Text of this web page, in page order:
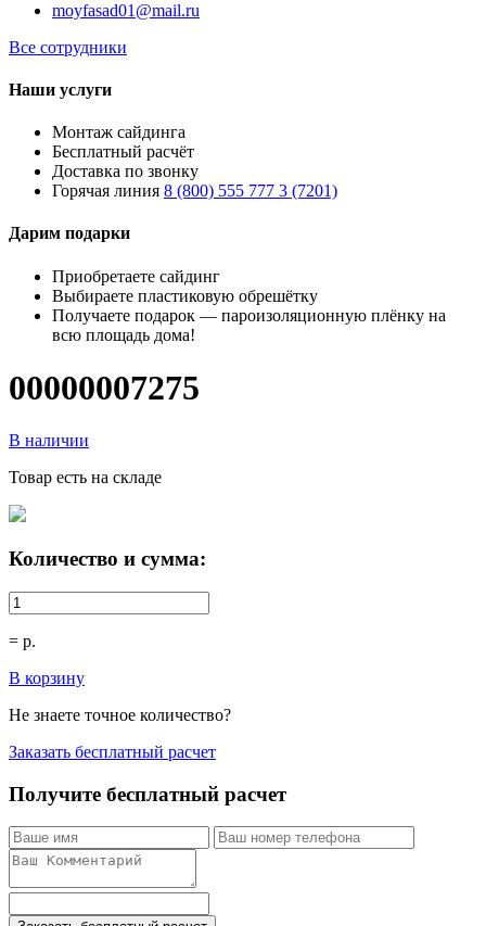
moyfasad01@mail.ru
Все сотрудники
Наши услуги
Монтаж сайдинга
Бесплатный расчёт
Доставка по звонку
Горячая линия 8 (800) 555 777 3 (7201)
Дарим подарки
Приобретаете сайдинг
Выбираете пластиковую обрешётку
Получаете подарок — пароизоляционную плёнку на
всю площадь дома!
00000007275
В наличии
Товар есть на складе
Количество и сумма:
= р.
В корзину
Не знаете точное количество?
Заказать бесплатный расчет
Получите бесплатный расчет